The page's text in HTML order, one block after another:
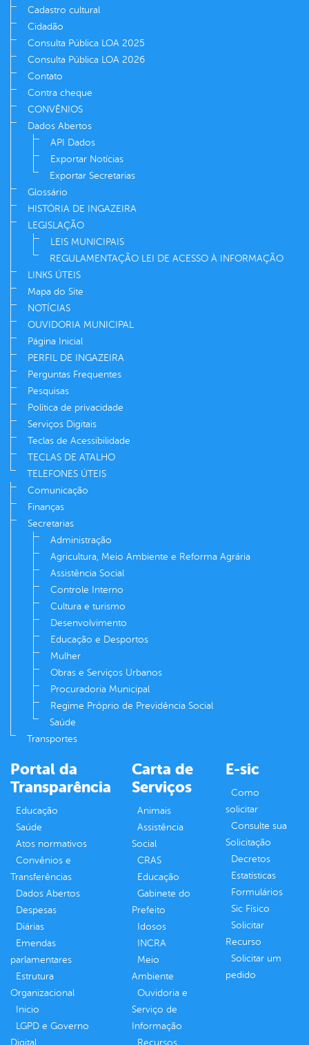
Cadastro cultural
Cidadão
Consulta Pública LOA 2025
Consulta Pública LOA 2026
Contato
Contra cheque
CONVÊNIOS
Dados Abertos
API Dados
Exportar Notícias
Exportar Secretarias
Glossário
HISTÓRIA DE INGAZEIRA
LEGISLAÇÃO
LEIS MUNICIPAIS
REGULAMENTAÇÃO LEI DE ACESSO À INFORMAÇÃO
LINKS ÚTEIS
Mapa do Site
NOTÍCIAS
OUVIDORIA MUNICIPAL
Página Inicial
PERFIL DE INGAZEIRA
Perguntas Frequentes
Pesquisas
Política de privacidade
Serviços Digitais
Teclas de Acessibilidade
TECLAS DE ATALHO
TELEFONES ÚTEIS
Comunicação
Finanças
Secretarias
Administração
Agricultura, Meio Ambiente e Reforma Agrária
Assistência Social
Controle Interno
Cultura e turismo
Desenvolvimento
Educação e Desportos
Mulher
Obras e Serviços Urbanos
Procuradoria Municipal
Regime Próprio de Previdência Social
Saúde
Transportes
Portal da
Transparência
Educação
Saúde
Atos normativos
Convênios e
Transferências
Dados Abertos
Despesas
Diárias
Emendas
parlamentares
Estrutura
Organizacional
Inicio
LGPD e Governo
Digital
Carta de
Serviços
Animais
Assistência
Social
CRAS
Educação
Gabinete do
Prefeito
Idosos
INCRA
Meio
Ambiente
Ouvidoria e
Serviço de
Informação
Recursos
E-sic
Como
solicitar
Consulte sua
Solicitação
Decretos
Estatísticas
Formulários
Sic Físico
Solicitar
Recurso
Solicitar um
pedido